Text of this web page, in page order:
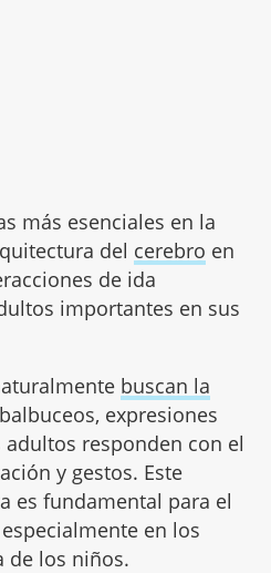
más esenciales en la
del cerebro en
de ida
importantes en sus
buscan la
expresiones
responden con el
y gestos. Este
es fundamental para el
en los
de los niños.